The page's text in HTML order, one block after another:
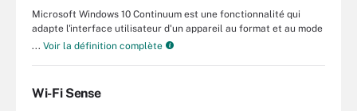
Microsoft Windows 10 Continuum est une fonctionnalité qui
adapte l'interface utilisateur d'un appareil au format et au mode
... Voir la définition complète
Wi-Fi Sense